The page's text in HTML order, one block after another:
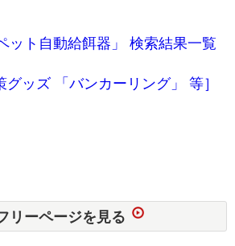
ット自動給餌器」 検索結果一覧
グッズ 「バンカーリング」 等］
リーページを見る